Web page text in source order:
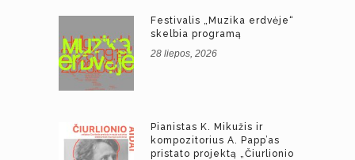
Festivalis „Muzika erdvėje“
skelbia programą
28 liepos, 2026
Pianistas K. Mikužis ir
kompozitorius A. Papp’as
pristato projektą „Čiurlionio